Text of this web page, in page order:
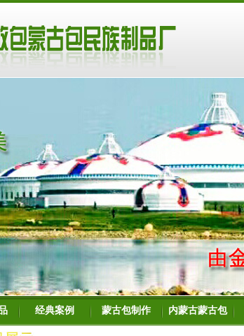
经典案例 蒙古包制作 内蒙古蒙古包